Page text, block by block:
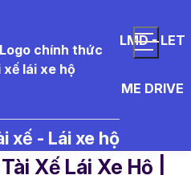
LMD - LET
ME DRIVE
xế - Lái xe hộ
Xế Lái Xe Hộ |